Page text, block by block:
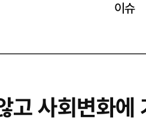
이슈
고 사회변화